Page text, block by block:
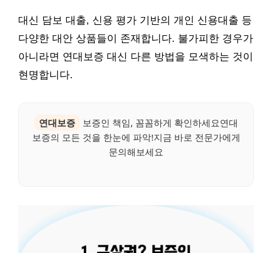
대신 담보 대출, 신용 평가 기반의 개인 신용대출 등
다양한 대안 상품들이 존재합니다. 불가피한 경우가
아니라면 연대보증 대신 다른 방법을 모색하는 것이
현명합니다.
연대보증
보증인 책임, 꼼꼼하게 확인하세요연대
보증의 모든 것을 한눈에 파악!지금 바로 전문가에게
문의해보세요